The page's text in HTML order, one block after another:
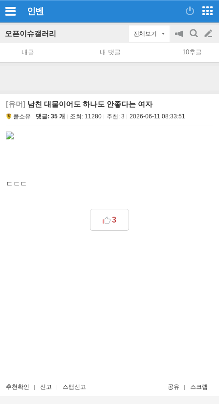
인벤
오픈이슈갤러리 전체보기
공
지
on/off
검
색
글
쓰
내글 내 댓글 10추글
[유머] 남친 대물이어도 하나도 안좋다는 여자
풀소유 댓글: 35 개 조회: 11280 추천: 3 2026-06-11 08:33:51
ㄷㄷㄷ
3
추천확인 신고 스팸신고 공유 스크랩